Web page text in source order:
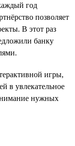
год
позволяет
В этот раз
банку
игры,
в увлекательное
нужных